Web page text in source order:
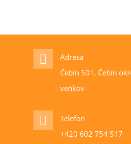
Adresa
Čebín 501, Čebín
venkov
Telefon
+420 602 754 517